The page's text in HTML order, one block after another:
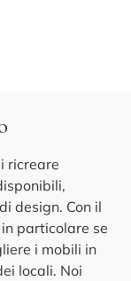
ricreare
design. Con il
particolare se
i mobili in
locali. Noi